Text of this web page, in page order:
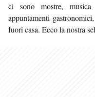
ci sono mostre,
appuntamenti
fuori casa. Ecco la nostra